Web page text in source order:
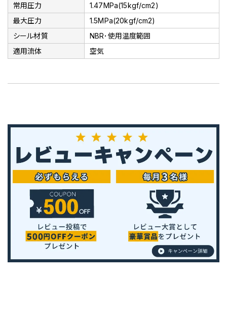
常用圧力
1.47MPa(15kgf/cm2)
最大圧力
1.5MPa(20kgf/cm2)
シール材質
NBR･使用温度範囲
適用流体
空気